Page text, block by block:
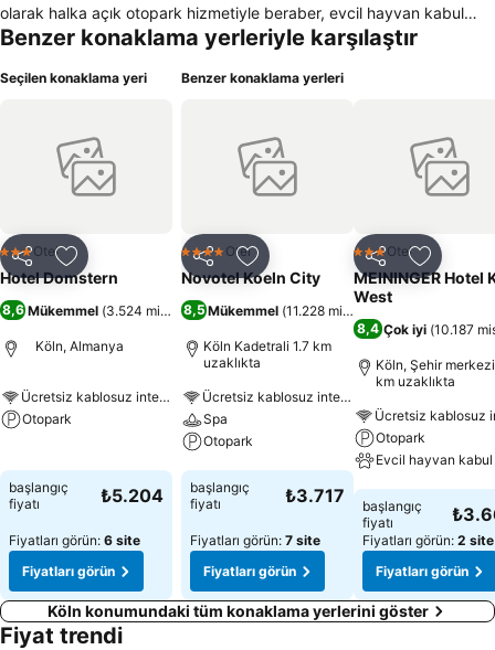
olarak halka açık otopark hizmetiyle beraber, evcil hayvan kabul
etmektedir. Yakın çevresinde bulunan mekanlar arasında Bruce Lee,
Otelin genel olarak konuklarına sunduğu hizmetler arasında yüksek
birlikte yiyeceklerin sunulduğu cafe, emanet bırakmak için güvenli
otel kasası gibi olanaklar bulunmaktadır. Hotel Domstern sahip
olduğu konuk odalarında düzenli ve günlük tazelenen mini bar, hızlı
masası, uydu kanalları bağlantılı televizyon, merkezi noktadan
yönlendirilen ısıtmadan oluşan oda donanımları mevcuttur. Spor
imkanları olarak badminton, bilardo, bisiklet kiralama alanlarında
konuklarına hizmet sunmaktadır.
Benzer konaklama yerleriyle karşılaştır
Seçilen konaklama yeri
Paylaş Favorilerime ekle
3 YıldızOtel
Hotel Domstern
8,6 Mükemmel (3.524 misafir puanı)
Köln, Almanya
Ücretsiz kablosuz internet
Otopark
başlangıç
fiyatı
₺5.204
Fiyatları görün: 6 site
Fiyatları görün
Benzer konaklama yerleri
Paylaş Favorilerime ekle
4 Yıldız Otel
Novotel Koeln City
8,5Mükemmel (11.228 misafir puanı
Köln Kadetrali 1.7 km
uzaklıkta
Ücretsiz kablosuz internet
Spa
Otopark
Fiyatları görün
başlangıç
fiyatı
₺3.717
Fiyatları görün: 7 site
Fiyatları görün
Paylaş
3 YıldızOtel
MEININGER Hotel
West
8,4 Çok iyi (10.187
Köln, Şehir
km uzaklıkta
Otopark
Evcil hayvan
Fiyatları görün
başlangıç
fiyatı
Fiyatları görün: 2 site
Fiyatları görün
Köln konumundaki tüm konaklama yerlerini göster
Fiyat trendi